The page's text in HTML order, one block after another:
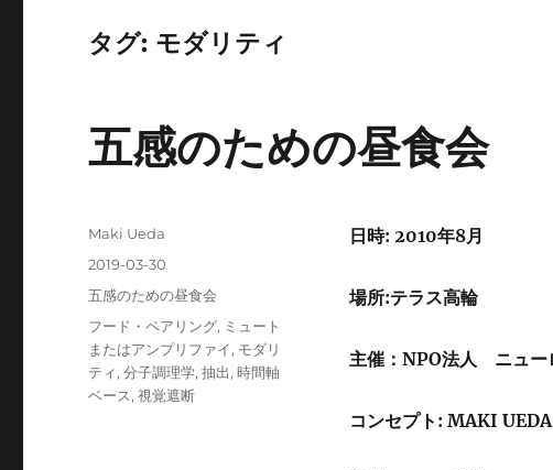
タグ: モダリティ
五感のための昼食会
日時: 2010年8月
場所:テラス高輪
主催：NPO法人 ニュー
コンセプト: MAKI UEDA
投
Maki Ueda
投
稿
2019-03-30
カ
ゴ
五感のための昼食会
タ
グ
フード・ペアリング, ミュート
またはアンプリファイ, モダリ
ティ,分子調理学,抽出,時間軸
ベース,視覚遮断